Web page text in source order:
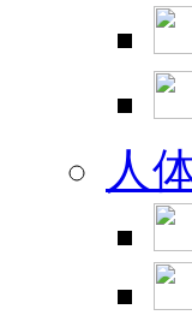
人